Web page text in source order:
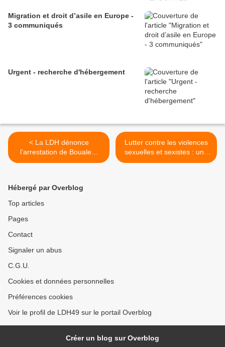
Migration et droit d’asile en Europe -
3 communiqués
Urgent - recherche d'hébergement
< La LDH dénonce
l’arrestation de Boualem
Sansal en Algérie
Lutter contre les violences
sexuelles et sexistes : une
affaire de toutes et tous >
Hébergé par Overblog
Top articles
Pages
Contact
Signaler un abus
C.G.U.
Cookies et données personnelles
Préférences cookies
Voir le profil de LDH49 sur le portail Overblog
Créer un blog sur Overblog